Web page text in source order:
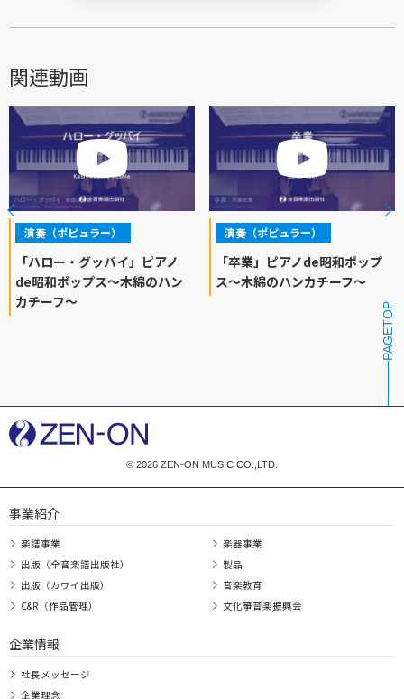
関連動画
演奏（ポピュラー）
「ハロー・グッバイ」ピアノ
de昭和ポップス～木綿のハン
カチーフ～
演奏（ポピュラー）
「卒業」ピアノde昭和ポップ
ス～木綿のハンカチーフ～
PAGETOP
© 2026 ZEN-ON MUSIC CO.,LTD.
事業紹介
楽譜事業
出版（全音楽譜出版社）
出版（カワイ出版）
C&R（作品管理）
楽器事業
製品
音楽教育
文化箏音楽振興会
企業情報
社長メッセージ
企業理念